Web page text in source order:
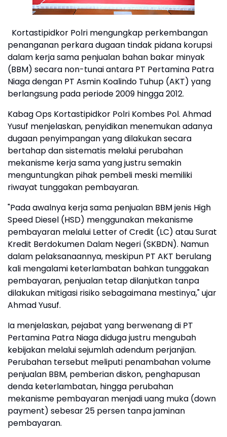
Kortastipidkor Polri mengungkap perkembangan
penanganan perkara dugaan tindak pidana korupsi
dalam kerja sama penjualan bahan bakar minyak
(BBM) secara non-tunai antara PT Pertamina Patra
Niaga dengan PT Asmin Koalindo Tuhup (AKT) yang
berlangsung pada periode 2009 hingga 2012.
Kabag Ops Kortastipidkor Polri Kombes Pol. Ahmad
Yusuf menjelaskan, penyidikan menemukan adanya
dugaan penyimpangan yang dilakukan secara
bertahap dan sistematis melalui perubahan
mekanisme kerja sama yang justru semakin
menguntungkan pihak pembeli meski memiliki
riwayat tunggakan pembayaran.
"Pada awalnya kerja sama penjualan BBM jenis High
Speed Diesel (HSD) menggunakan mekanisme
pembayaran melalui Letter of Credit (LC) atau Surat
Kredit Berdokumen Dalam Negeri (SKBDN). Namun
dalam pelaksanaannya, meskipun PT AKT berulang
kali mengalami keterlambatan bahkan tunggakan
pembayaran, penjualan tetap dilanjutkan tanpa
dilakukan mitigasi risiko sebagaimana mestinya," ujar
Ahmad Yusuf.
Ia menjelaskan, pejabat yang berwenang di PT
Pertamina Patra Niaga diduga justru mengubah
kebijakan melalui sejumlah adendum perjanjian.
Perubahan tersebut meliputi penambahan volume
penjualan BBM, pemberian diskon, penghapusan
denda keterlambatan, hingga perubahan
mekanisme pembayaran menjadi uang muka (down
payment) sebesar 25 persen tanpa jaminan
pembayaran.